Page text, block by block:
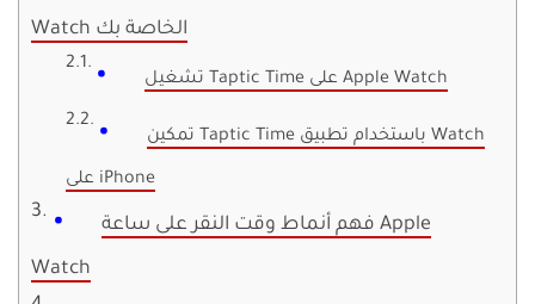
Watch الخاصة بك
تشغيل Taptic Time على Apple Watch
تمكين Taptic Time باستخدام تطبيق Watch
على iPhone
فهم أنماط وقت النقر على ساعة Apple
Watch